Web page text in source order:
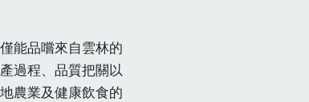
能品嚐來自雲林的
過程、品質把關以
農業及健康飲食的